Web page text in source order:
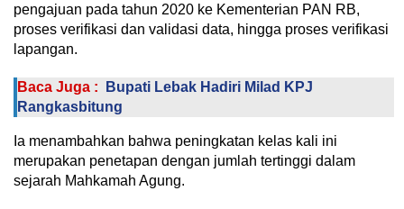
pengajuan pada tahun 2020 ke Kementerian PAN RB,
proses verifikasi dan validasi data, hingga proses verifikasi
lapangan.
Baca Juga :
Bupati Lebak Hadiri Milad KPJ
Rangkasbitung
Ia menambahkan bahwa peningkatan kelas kali ini
merupakan penetapan dengan jumlah tertinggi dalam
sejarah Mahkamah Agung.